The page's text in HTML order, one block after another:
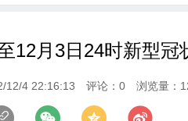
12月3日24时新型
12/4 22:16:13 评论：0 浏览量：